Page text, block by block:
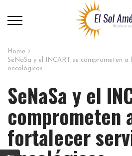
Home
SeNaSa y el INCART se comprometen a
oncológicos
SeNaSa y el
comprometen
fortalecer